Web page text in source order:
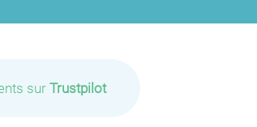
surTrustpilot